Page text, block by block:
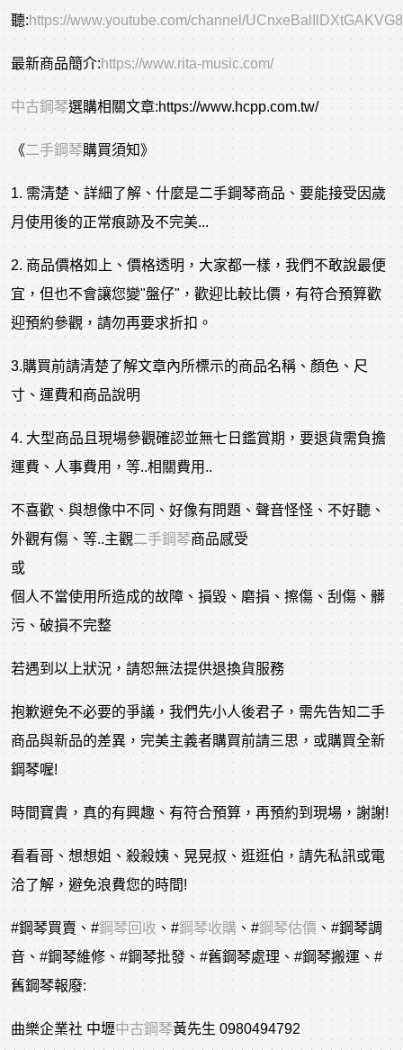
聽:https://www.youtube.com/channel/
最新商品簡介:https://www.rita-music.com/
中古鋼琴選購相關文章:https://www.hcpp.com.tw/
《二手鋼琴購買須知》
1. 需清楚、詳細了解、什麼是二手鋼琴商品、要能接受因歲
月使用後的正常痕跡及不完美...
2. 商品價格如上、價格透明，大家都一樣，我們不敢說最便
宜，但也不會讓您變"盤仔"，歡迎比較比價，有符合預算歡
迎預約參觀，請勿再要求折扣。
3.購買前請清楚了解文章內所標示的商品名稱、顏色、尺
寸、運費和商品說明
4. 大型商品且現場參觀確認並無七日鑑賞期，要退貨需負擔
運費、人事費用，等..相關費用..
不喜歡、與想像中不同、好像有問題、聲音怪怪、不好聽、
外觀有傷、等..主觀二手鋼琴商品感受
或
個人不當使用所造成的故障、損毀、磨損、擦傷、刮傷、髒
污、破損不完整
若遇到以上狀況，請恕無法提供退換貨服務
抱歉避免不必要的爭議，我們先小人後君子，需先告知二手
商品與新品的差異，完美主義者購買前請三思，或購買全新
鋼琴喔!
時間寶貴，真的有興趣、有符合預算，再預約到現場，謝謝!
看看哥、想想姐、殺殺姨、晃晃叔、逛逛伯，請先私訊或電
洽了解，避免浪費您的時間!
#鋼琴買賣 、 #鋼琴回收 、 #鋼琴收購 、 #鋼琴估價 、 #鋼琴調
音 、 #鋼琴維修 、 #鋼琴批發 、 #舊鋼琴處理、#鋼琴搬運、#
舊鋼琴報廢:
曲樂企業社 中壢中古鋼琴黃先生 0980494792